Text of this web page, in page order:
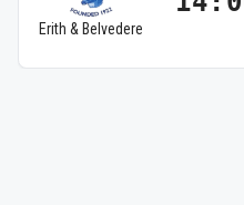
Erith & Belvedere